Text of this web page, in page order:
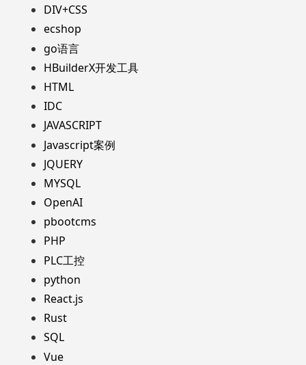
DIV+CSS
ecshop
go语言
HBuilderX开发工具
HTML
IDC
JAVASCRIPT
Javascript案例
JQUERY
MYSQL
OpenAI
pbootcms
PHP
PLC工控
python
React.js
Rust
SQL
Vue